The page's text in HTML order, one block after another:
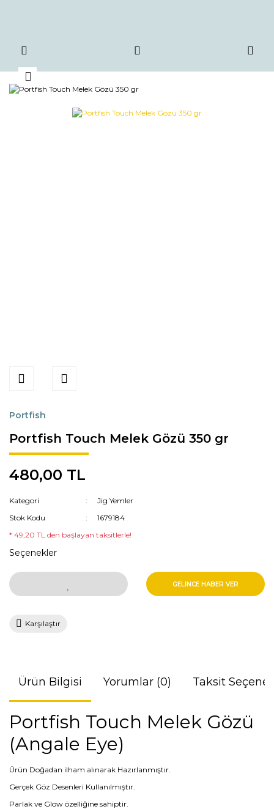
Portfish
Portfish Touch Melek Gözü 350 gr
480,00 TL
Kategori
Jig Yemler
Stok Kodu
1679184
* 49,20 TL den başlayan taksitlerle!
Seçenekler
GELİNCE HABER VER
Karşılaştır
Ürün Bilgisi Yorumlar (0) Taksit
Portfish Touch Melek Gözü
(Angale Eye)
Ürün Doğadan ilham alınarak Hazırlanmıştır.
Gerçek Göz Desenleri Kullanılmıştır.
Parlak ve Glow özelliğine sahiptir.